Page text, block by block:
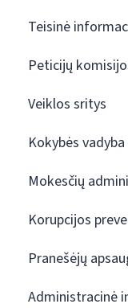
Teisinė
Peticijų
Veiklos sritys
Kokybės vadyba
Mokesčių
Korupcijos
Pranešėjų
Administracinė